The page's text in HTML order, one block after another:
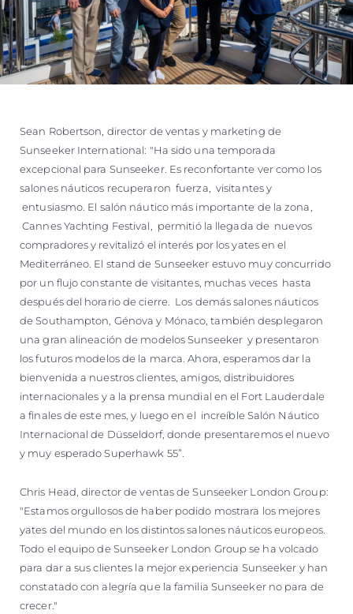
Sean Robertson, director de ventas y marketing de
Sunseeker International: "Ha sido una temporada
excepcional para Sunseeker. Es reconfortante ver como los
salones náuticos recuperaron fuerza, visitantes y
entusiasmo. El salón náutico más importante de la zona,
Cannes Yachting Festival, permitió la llegada de nuevos
compradores y revitalizó el interés por los yates en el
Mediterráneo. El stand de Sunseeker estuvo muy concurrido
por un flujo constante de visitantes, muchas veces hasta
después del horario de cierre. Los demás salones náuticos
de Southampton, Génova y Mónaco, también desplegaron
una gran alineación de modelos Sunseeker y presentaron
los futuros modelos de la marca. Ahora, esperamos dar la
bienvenida a nuestros clientes, amigos, distribuidores
internacionales y a la prensa mundial en el Fort Lauderdale
a finales de este mes, y luego en el increíble Salón Náutico
Internacional de Düsseldorf, donde presentaremos el nuevo
y muy esperado Superhawk 55”.
Chris Head, director de ventas de Sunseeker London Group:
"Estamos orgullosos de haber podido mostrara los mejores
yates del mundo en los distintos salones náuticos europeos.
Todo el equipo de Sunseeker London Group se ha volcado
para dar a sus clientes la mejor experiencia Sunseeker y han
constatado con alegría que la familia Sunseeker no para de
crecer."